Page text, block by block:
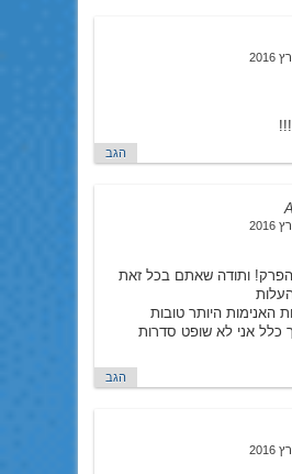
הגב
ותודה שאתם בכל זאת
האנימות היותר טובות
כלל אני לא שופט סדרות
הגב